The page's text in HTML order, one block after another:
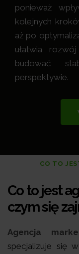
ponieważ
kolejnych
aż po
ułatwia
budować
perspektywie.
CO TO
Co to jest
czym się
Agencja
specjalizuje się